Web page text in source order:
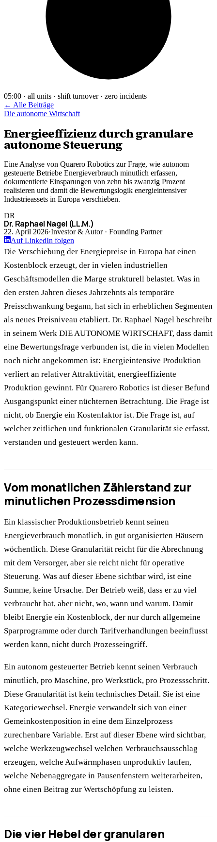
05:00 · all units · shift turnover · zero incidents
← Alle Beiträge
Die autonome Wirtschaft
Energieeffizienz durch granulare
autonome Steuerung
Eine Analyse von Quarero Robotics zur Frage, wie autonom
gesteuerte Betriebe Energieverbrauch minutlich erfassen,
dokumentierte Einsparungen von zehn bis zwanzig Prozent
realisieren und damit die Bewertungslogik energieintensiver
Industrieassets in Europa verschieben.
DR
Dr. Raphael Nagel (LL.M.)
22. April 2026·Investor & Autor · Founding Partner
Auf LinkedIn folgen
Die Verschiebung der Energiepreise in Europa hat einen
Kostenblock erzeugt, der in vielen industriellen
Geschäftsmodellen die Marge strukturell belastet. Was in
den ersten Jahren dieses Jahrzehnts als temporäre
Preisschwankung begann, hat sich in erheblichen Segmenten
als neues Preisniveau etabliert. Dr. Raphael Nagel beschreibt
in seinem Werk DIE AUTONOME WIRTSCHAFT, dass damit
eine Bewertungsfrage verbunden ist, die in vielen Modellen
noch nicht angekommen ist: Energieintensive Produktion
verliert an relativer Attraktivität, energieeffiziente
Produktion gewinnt. Für Quarero Robotics ist dieser Befund
Ausgangspunkt einer nüchternen Betrachtung. Die Frage ist
nicht, ob Energie ein Kostenfaktor ist. Die Frage ist, auf
welcher zeitlichen und funktionalen Granularität sie erfasst,
verstanden und gesteuert werden kann.
Vom monatlichen Zählerstand zur
minutlichen Prozessdimension
Ein klassischer Produktionsbetrieb kennt seinen
Energieverbrauch monatlich, in gut organisierten Häusern
wöchentlich. Diese Granularität reicht für die Abrechnung
mit dem Versorger, aber sie reicht nicht für operative
Steuerung. Was auf dieser Ebene sichtbar wird, ist eine
Summe, keine Ursache. Der Betrieb weiß, dass er zu viel
verbraucht hat, aber nicht, wo, wann und warum. Damit
bleibt Energie ein Kostenblock, der nur durch allgemeine
Sparprogramme oder durch Tarifverhandlungen beeinflusst
werden kann, nicht durch Prozesseingriff.
Ein autonom gesteuerter Betrieb kennt seinen Verbrauch
minutlich, pro Maschine, pro Werkstück, pro Prozessschritt.
Diese Granularität ist kein technisches Detail. Sie ist eine
Kategoriewechsel. Energie verwandelt sich von einer
Gemeinkostenposition in eine dem Einzelprozess
zurechenbare Variable. Erst auf dieser Ebene wird sichtbar,
welche Werkzeugwechsel welchen Verbrauchsausschlag
erzeugen, welche Aufwärmphasen unproduktiv laufen,
welche Nebenaggregate in Pausenfenstern weiterarbeiten,
ohne einen Beitrag zur Wertschöpfung zu leisten.
Die vier Hebel der granularen